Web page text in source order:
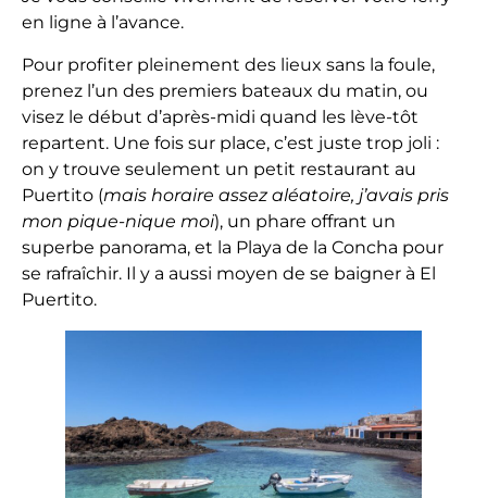
en ligne à l’avance.
Pour profiter pleinement des lieux sans la foule,
prenez l’un des premiers bateaux du matin, ou
visez le début d’après-midi quand les lève-tôt
repartent. Une fois sur place, c’est juste trop joli :
on y trouve seulement un petit restaurant au
Puertito (mais horaire assez aléatoire, j’avais pris
mon pique-nique moi), un phare offrant un
superbe panorama, et la Playa de la Concha pour
se rafraîchir. Il y a aussi moyen de se baigner à El
Puertito.